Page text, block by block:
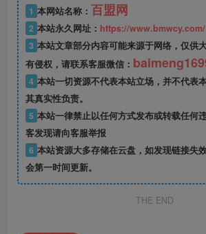
1 本网站名称： 百盟网
2 本站永久网址： https://www.bmwcy.com/
3 本站文章部分内容可能来源于网络，仅供
有侵权，请联系客服微信：
4 本站一切资源不代表本站立场，并不代表
其真实性负责。
5 本站一律禁止以任何方式发布或转载任何
客发现请向客服举报
6 本站资源大多存储在云盘，如发现链接失
会第一时间更新。
THE END